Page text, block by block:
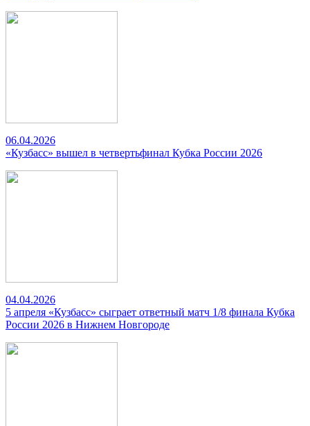
06.04.2026
«Кузбасс» вышел в четвертьфинал Кубка России 2026
04.04.2026
5 апреля «Кузбасс» сыграет ответный матч 1/8 финала Кубка
России 2026 в Нижнем Новгороде